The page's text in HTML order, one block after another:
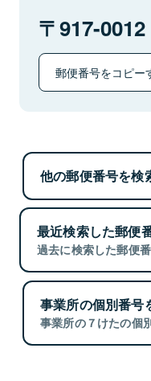
917-0012
郵便番号をコピー
他の郵便番号を検
最近検索した郵便
過去に検索した郵便
事業所の個別番号
事業所の７けたの個